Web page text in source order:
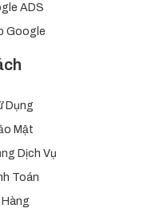
ADS
Google
Dụng
Mật
Dịch Vụ
Toán